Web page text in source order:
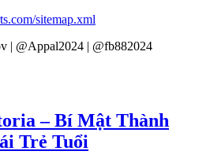
sitemap.xml
| @Appal2024 | @fb882024
– Bí Mật Thành
Trẻ Tuổi